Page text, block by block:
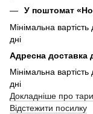
У поштомат
Мінімальна
дні
Адресна
Мінімальна
дні
Докладніше про
Відстежити посилку